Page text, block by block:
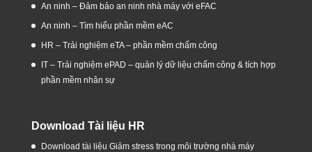
An ninh – Đảm bảo an ninh nhà máy với eFAC
An ninh – Tìm hiểu phần mềm eAC
HR – Trải nghiệm eTA – phần mềm chấm công
IT – Trải nghiệm ePAD – quản lý dữ liệu chấm công & tích hợp
phần mềm nhân sự
Download Tài liệu HR
Download tài liệu Giảm stress trong môi trường nhà máy